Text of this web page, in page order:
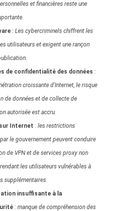
et financières reste une
: Les cybercriminels chiffrent les
utilisateurs et exigent une rançon
de confidentialité des données :
croissante d'Internet, le risque
de données et de collecte de
autorisée est accru.
Internet : les restrictions
le gouvernement peuvent conduire
de VPN et de services proxy non
les utilisateurs vulnérables à
supplémentaires.
insuffisante à la
: manque de compréhension des